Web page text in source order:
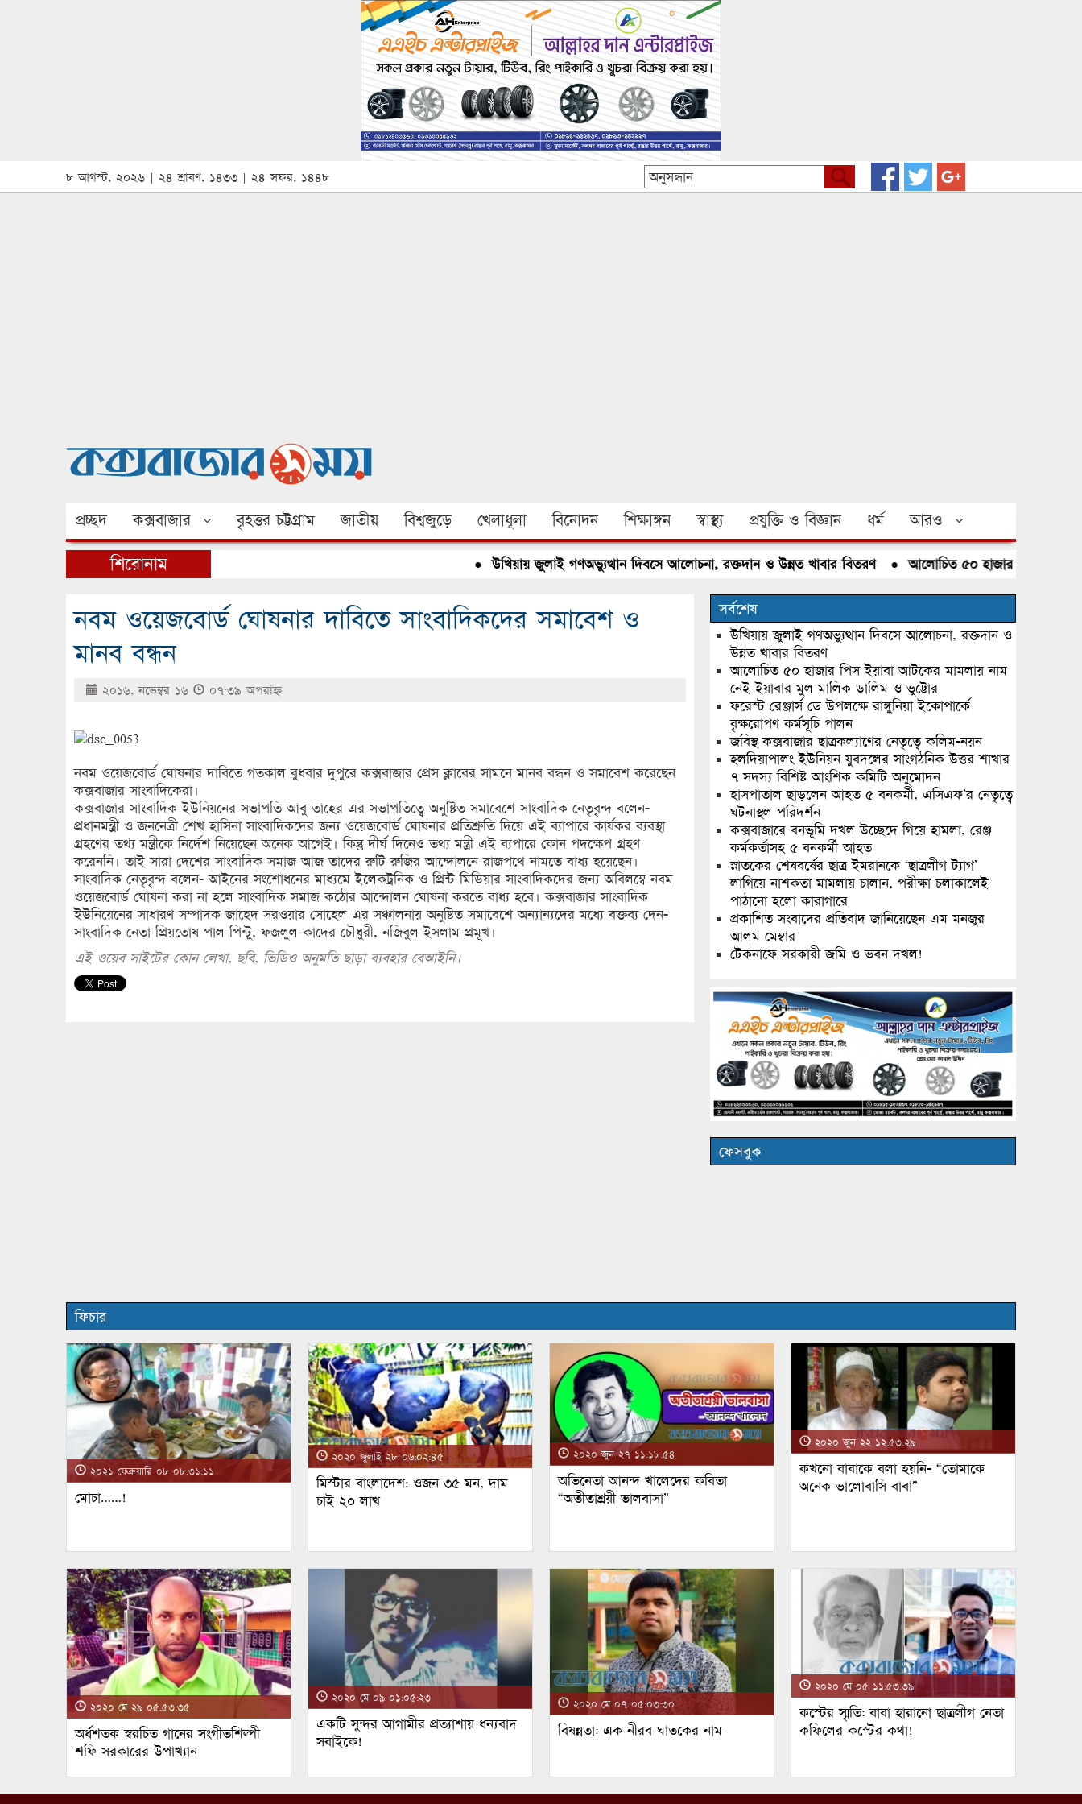
৮ আগস্ট, ২০২৬ | ২৪ শ্রাবণ, ১৪৩৩ | ২৪ সফর, ১৪৪৮
প্রচ্ছদ কক্সবাজার বৃহত্তর চট্টগ্রাম জাতীয় বিশ্বজুড়ে খেলাধূলা বিনোদন শিক্ষাঙ্গন স্বাস্থ্য প্রযুক্তি ও বিজ্ঞান ধর্ম আরও
শিরোনাম উখিয়ায় জুলাই গণঅভ্যুত্থান দিবসে আলোচনা, রক্তদান ও উন্নত খাবার বিতরণ● আলোচিত ৫০ হাজার পিস ইয়াবা
নবম ওয়েজবোর্ড ঘোষনার দাবিতে সাংবাদিকদের সমাবেশ ও
মানব বন্ধন
২০১৬, নভেম্বর ১৬ ০৭:৩৯ অপরাহ্ণ
নবম ওয়েজবোর্ড ঘোষনার দাবিতে গতকাল বুধবার দুপুরে কক্সবাজার প্রেস ক্লাবের সামনে মানব বন্ধন ও সমাবেশ করেছেন
কক্সবাজার সাংবাদিকেরা।
কক্সবাজার সাংবাদিক ইউনিয়নের সভাপতি আবু তাহের এর সভাপতিত্বে অনুষ্টিত সমাবেশে সাংবাদিক নেতৃবৃন্দ বলেন-
প্রধানমন্ত্রী ও জননেত্রী শেখ হাসিনা সাংবাদিকদের জন্য ওয়েজবোর্ড ঘোষনার প্রতিশ্রুতি দিয়ে এই ব্যাপারে কার্যকর ব্যবস্থা
গ্রহণের তথ্য মন্ত্রীকে নির্দেশ নিয়েছেন অনেক আগেই। কিন্তু দীর্ঘ দিনেও তথ্য মন্ত্রী এই ব্যপারে কোন পদক্ষেপ গ্রহণ
করেননি। তাই সারা দেশের সাংবাদিক সমাজ আজ তাদের রুটি রুজির আন্দোলনে রাজপথে নামতে বাধ্য হয়েছেন।
সাংবাদিক নেতৃবৃন্দ বলেন- আইনের সংশোধনের মাধ্যমে ইলেকট্রনিক ও প্রিন্ট মিডিয়ার সাংবাদিকদের জন্য অবিলম্বে নবম
ওয়েজবোর্ড ঘোষনা করা না হলে সাংবাদিক সমাজ কঠোর আন্দোলন ঘোষনা করতে বাধ্য হবে। কক্সবাজার সাংবাদিক
ইউনিয়েনের সাধারণ সম্পাদক জাহেদ সরওয়ার সোহেল এর সঞ্চালনায় অনুষ্টিত সমাবেশে অন্যান্যদের মধ্যে বক্তব্য দেন-
সাংবাদিক নেতা প্রিয়তোষ পাল পিন্টু, ফজলুল কাদের চৌধুরী, নজিবুল ইসলাম প্রমূখ।
এই ওয়েব সাইটের কোন লেখা, ছবি, ভিডিও অনুমতি ছাড়া ব্যবহার বেআইনি।
সর্বশেষ
উখিয়ায় জুলাই গণঅভ্যুত্থান দিবসে আলোচনা, রক্তদান ও
উন্নত খাবার বিতরণ
আলোচিত ৫০ হাজার পিস ইয়াবা আটকের মামলায় নাম
নেই ইয়াবার মুল মালিক ডালিম ও ভুট্টোর
ফরেস্ট রেঞ্জার্স ডে উপলক্ষে রাঙ্গুনিয়া ইকোপার্কে
বৃক্ষরোপণ কর্মসূচি পালন
জবিস্থ কক্সবাজার ছাত্রকল্যাণের নেতৃত্বে কলিম-নয়ন
হলদিয়াপালং ইউনিয়ন যুবদলের সাংগঠনিক উত্তর শাখার
৭ সদস্য বিশিষ্ট আংশিক কমিটি অনুমোদন
হাসপাতাল ছাড়লেন আহত ৫ বনকর্মী, এসিএফ’র নেতৃত্বে
ঘটনাস্থল পরিদর্শন
কক্সবাজারে বনভূমি দখল উচ্ছেদে গিয়ে হামলা, রেঞ্জ
কর্মকর্তাসহ ৫ বনকর্মী আহত
স্নাতকের শেষবর্ষের ছাত্র ইমরানকে ‘ছাত্রলীগ ট্যাগ’
লাগিয়ে নাশকতা মামলায় চালান, পরীক্ষা চলাকালেই
পাঠানো হলো কারাগারে
প্রকাশিত সংবাদের প্রতিবাদ জানিয়েছেন এম মনজুর
আলম মেম্বার
টেকনাফে সরকারী জমি ও ভবন দখল!
ফেসবুক
ফিচার
২০২১ ফেব্রুয়ারি ০৮ ০৮:৩১:১১
মোচা……!
২০২০ জুলাই ২৮ ০৬:০২:৪৫
মিস্টার বাংলাদেশ: ওজন ৩৫ মন, দাম
চাই ২০ লাখ
২০২০ জুন ২৭ ১১:১৮:৫৪
অভিনেতা আনন্দ খালেদের কবিতা
“অতীতাশ্রয়ী ভালবাসা”
২০২০ জুন ২২ ১২:৫৩:২৯
কখনো বাবাকে বলা হয়নি- “তোমাকে
অনেক ভালোবাসি বাবা”
২০২০ মে ২৯ ০৫:৫৩:৩৫
অর্ধশতক স্বরচিত গানের সংগীতশিল্পী
শফি সরকারের উপাখ্যান
২০২০ মে ০৯ ০১:০৫:২৩
একটি সুন্দর আগামীর প্রত্যাশায় ধন্যবাদ
সবাইকে!
২০২০ মে ০৭ ০৫:০৩:৩০
বিষন্নতা: এক নীরব ঘাতকের নাম
২০২০ মে ০৫ ১১:৫৩:৩৯
কস্টের স্মৃতি: বাবা হারানো ছাত্রলীগ নেতা
কফিলের কস্টের কথা!